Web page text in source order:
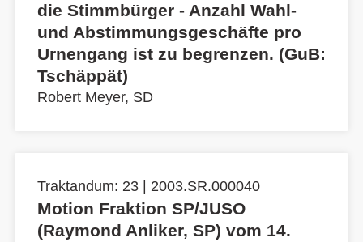
die Stimmbürger - Anzahl Wahl-
und Abstimmungsgeschäfte pro
Urnengang ist zu begrenzen. (GuB:
Tschäppät)
Robert Meyer, SD
Traktandum: 23 | 2003.SR.000040
Motion Fraktion SP/JUSO
(Raymond Anliker, SP) vom 14.